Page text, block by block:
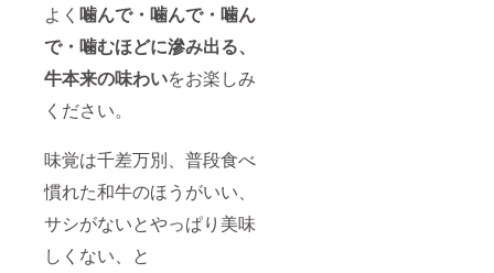
よく 噛んで・噛んで・噛ん
で・噛むほどに滲み出る、
牛本来の味わいをお楽しみ
ください。
味覚は千差万別、普段食べ
慣れた和牛のほうがいい、
サシがないとやっぱり美味
しくない、と